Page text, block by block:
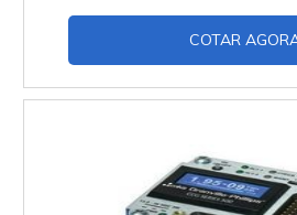
(unheated). Utilização e
medidor BaratronO medidor
pressão, pois é
processos de:Grav...
COTAR